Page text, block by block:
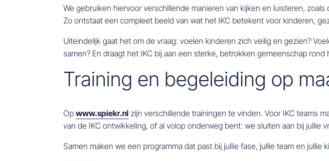
We gebruiken hiervoor verschillende manieren van kijken en luisteren,
Zo ontstaat een compleet beeld van wat het IKC betekent voor kinderen,
Uiteindelijk gaat het om de vraag: voelen kinderen zich veilig en gezien?
samen? En draagt het IKC bij aan een sterke, betrokken gemeenschap rond
Training en begeleiding op
Op www.spiekr.nl zijn verschillende trainingen te vinden. Voor IKC teams
van de IKC ontwikkeling, of al volop onderweg bent: we sluiten aan bij jullie
Samen maken we een programma dat past bij jullie fase, jullie team en jullie